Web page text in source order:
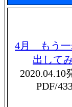
4月 もう一
出して
PDF/